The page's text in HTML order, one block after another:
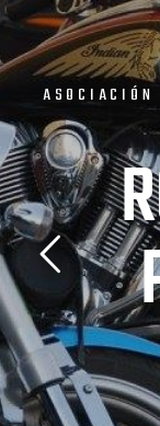
A S O CI AC I Ó N
R